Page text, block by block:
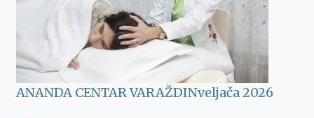
ANANDA CENTAR VARAŽDINveljača 2026